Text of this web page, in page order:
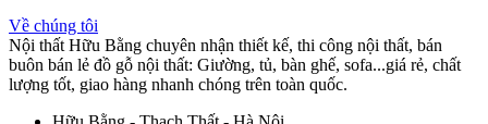
Về chúng tôi
Nội thất Hữu Bằng chuyên nhận thiết kế, thi công nội thất, bán
buôn bán lẻ đồ gỗ nội thất: Giường, tủ, bàn ghế, sofa...giá rẻ, chất
lượng tốt, giao hàng nhanh chóng trên toàn quốc.